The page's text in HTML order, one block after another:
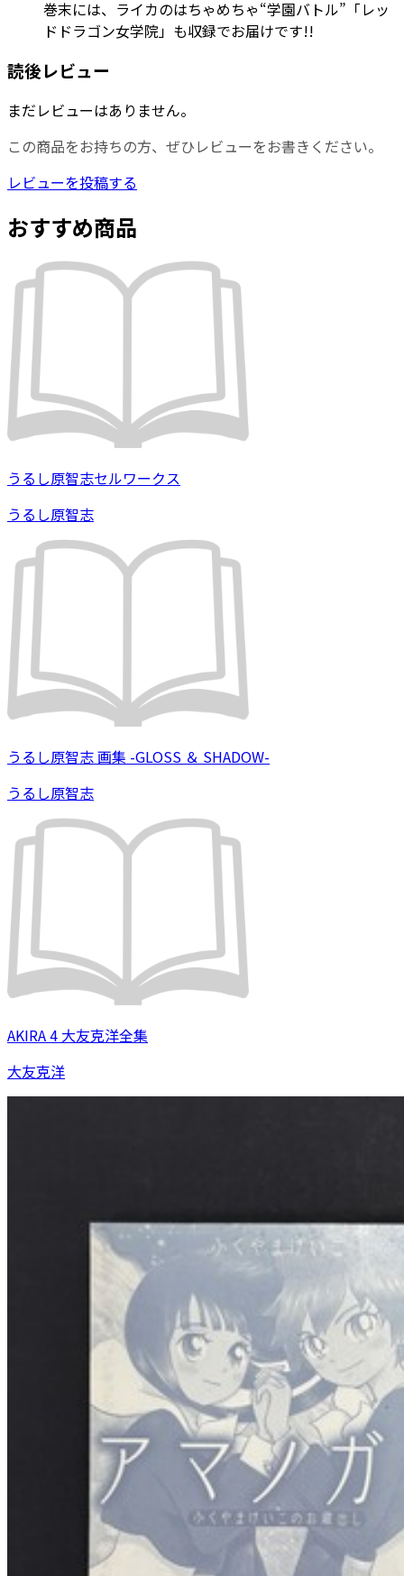
巻末には、ライカのはちゃめちゃ“学園バトル”「レッ
ドドラゴン女学院」も収録でお届けです!!
読後レビュー
まだレビューはありません。
この商品をお持ちの方、ぜひレビューをお書きください。
レビューを投稿する
おすすめ商品
うるし原智志セルワークス
うるし原智志
うるし原智志 画集 -GLOSS ＆ SHADOW-
うるし原智志
AKIRA 4 大友克洋全集
大友克洋